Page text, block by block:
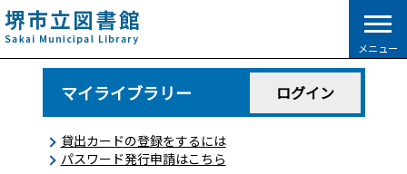
こ
の
ペ
メニュー
マイライブラリー ログイン
貸出カードの登録をするには
パスワード発行申請はこちら